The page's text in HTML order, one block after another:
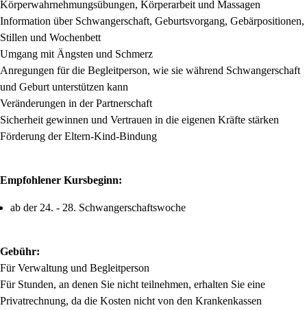
Körperwahrnehmungsübungen, Körperarbeit und Massagen
Information über Schwangerschaft, Geburtsvorgang, Gebärpositionen,
Stillen und Wochenbett
Umgang mit Ängsten und Schmerz
Anregungen für die Begleitperson, wie sie während Schwangerschaft
und Geburt unterstützen kann
Veränderungen in der Partnerschaft
Sicherheit gewinnen und Vertrauen in die eigenen Kräfte stärken
Förderung der Eltern-Kind-Bindung
Empfohlener Kursbeginn:
ab der 24. - 28. Schwangerschaftswoche
Gebühr:
Für Verwaltung und Begleitperson
Für Stunden, an denen Sie nicht teilnehmen, erhalten Sie eine
Privatrechnung, da die Kosten nicht von den Krankenkassen